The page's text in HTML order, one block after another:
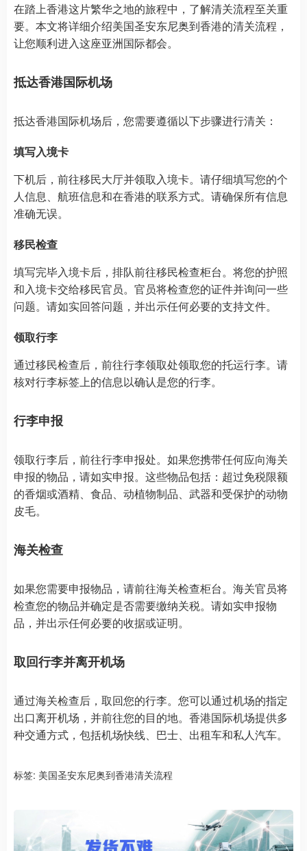
在踏上香港这片繁华之地的旅程中，了解清关流程至关重
要。本文将详细介绍美国圣安东尼奥到香港的清关流程，
让您顺利进入这座亚洲国际都会。
抵达香港国际机场
抵达香港国际机场后，您需要遵循以下步骤进行清关：
填写入境卡
下机后，前往移民大厅并领取入境卡。请仔细填写您的个
人信息、航班信息和在香港的联系方式。请确保所有信息
准确无误。
移民检查
填写完毕入境卡后，排队前往移民检查柜台。将您的护照
和入境卡交给移民官员。官员将检查您的证件并询问一些
问题。请如实回答问题，并出示任何必要的支持文件。
领取行李
通过移民检查后，前往行李领取处领取您的托运行李。请
核对行李标签上的信息以确认是您的行李。
行李申报
领取行李后，前往行李申报处。如果您携带任何应向海关
申报的物品，请如实申报。这些物品包括：超过免税限额
的香烟或酒精、食品、动植物制品、武器和受保护的动物
皮毛。
海关检查
如果您需要申报物品，请前往海关检查柜台。海关官员将
检查您的物品并确定是否需要缴纳关税。请如实申报物
品，并出示任何必要的收据或证明。
取回行李并离开机场
通过海关检查后，取回您的行李。您可以通过机场的指定
出口离开机场，并前往您的目的地。香港国际机场提供多
种交通方式，包括机场快线、巴士、出租车和私人汽车。
标签: 美国圣安东尼奥到香港清关流程